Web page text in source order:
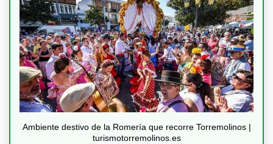
Ambiente destivo de la Romería que recorre Torremolinos |
turismotorremolinos.es